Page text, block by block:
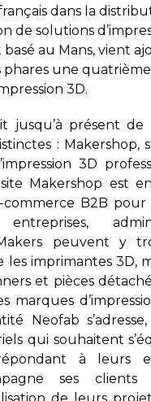
dans la
de solutions
au Mans, vient
phares une
3D.
jusqu’à présent
: Makershop,
3D
Makershop est
commerce B2B
peuvent y
les imprimantes 3D,
et pièces
marques
Neofab
qui souhaitent
à leurs
ses